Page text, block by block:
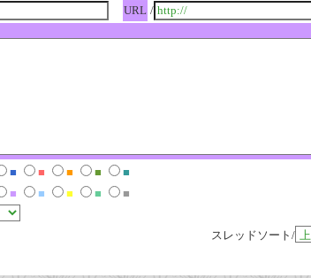
URL /
■ ■ ■ ■
■
■ ■ ■ ■
■
スレッドソート/